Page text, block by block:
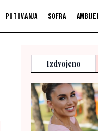
Putovanja Sofra
Izdvojeno